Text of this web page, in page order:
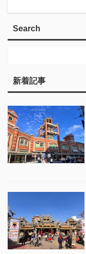
Search
新着記事